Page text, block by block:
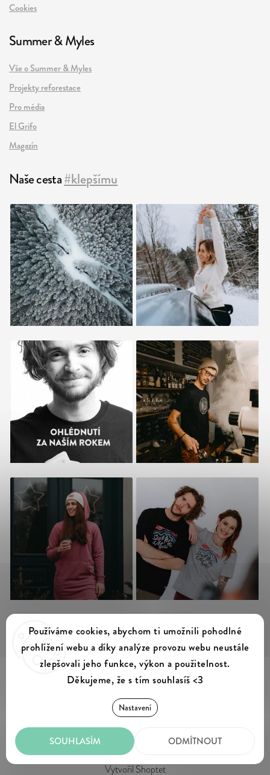
Používáme cookies, abychom ti umožnili pohodlné
prohlížení webu a díky analýze provozu webu neustále
zlepšovali jeho funkce, výkon a použitelnost.
Děkujeme, že s tím souhlasíš <3
Nastavení
ODMÍTNOUT
SOUHLASÍM
Cookies
Summer & Myles
Vše o Summer & Myles
Projekty reforestace
Pro média
El Grifo
Magazín
Naše cesta#klepšímu
Sledovat na Instagramu
Vytvořil Shoptet
Summer & Myles. Všechna práva vyhrazena.
Upravit nastavení cookies